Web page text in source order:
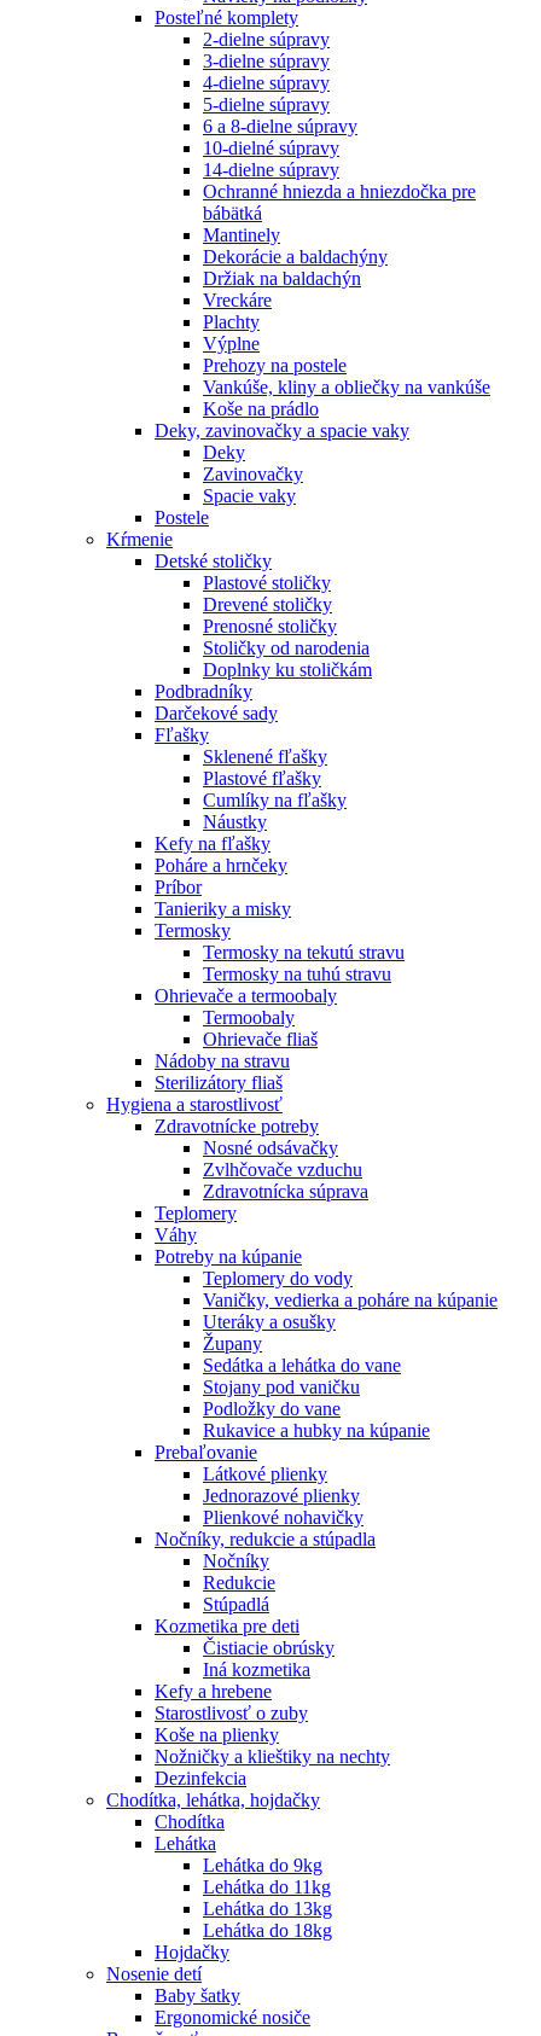
Posteľné komplety
2-dielne súpravy
3-dielne súpravy
4-dielne súpravy
5-dielne súpravy
6 a 8-dielne súpravy
10-dielné súpravy
14-dielne súpravy
Ochranné hniezda a hniezdočka pre
bábätká
Mantinely
Dekorácie a baldachýny
Držiak na baldachýn
Vreckáre
Plachty
Výplne
Prehozy na postele
Vankúše, kliny a obliečky na vankúše
Koše na prádlo
Deky, zavinovačky a spacie vaky
Deky
Zavinovačky
Spacie vaky
Postele
Kŕmenie
Detské stoličky
Plastové stoličky
Drevené stoličky
Prenosné stoličky
Stoličky od narodenia
Doplnky ku stoličkám
Podbradníky
Darčekové sady
Fľašky
Sklenené fľašky
Plastové fľašky
Cumlíky na fľašky
Náustky
Kefy na fľašky
Poháre a hrnčeky
Príbor
Tanieriky a misky
Termosky
Termosky na tekutú stravu
Termosky na tuhú stravu
Ohrievače a termoobaly
Termoobaly
Ohrievače fliaš
Nádoby na stravu
Sterilizátory fliaš
Hygiena a starostlivosť
Zdravotnícke potreby
Nosné odsávačky
Zvlhčovače vzduchu
Zdravotnícka súprava
Teplomery
Váhy
Potreby na kúpanie
Teplomery do vody
Vaničky, vedierka a poháre na kúpanie
Uteráky a osušky
Župany
Sedátka a lehátka do vane
Stojany pod vaničku
Podložky do vane
Rukavice a hubky na kúpanie
Prebaľovanie
Látkové plienky
Jednorazové plienky
Plienkové nohavičky
Nočníky, redukcie a stúpadla
Nočníky
Redukcie
Stúpadlá
Kozmetika pre deti
Čistiacie obrúsky
Iná kozmetika
Kefy a hrebene
Starostlivosť o zuby
Koše na plienky
Nožničky a klieštiky na nechty
Dezinfekcia
Chodítka, lehátka, hojdačky
Chodítka
Lehátka
Lehátka do 9kg
Lehátka do 11kg
Lehátka do 13kg
Lehátka do 18kg
Hojdačky
Nosenie detí
Baby šatky
Ergonomické nosiče